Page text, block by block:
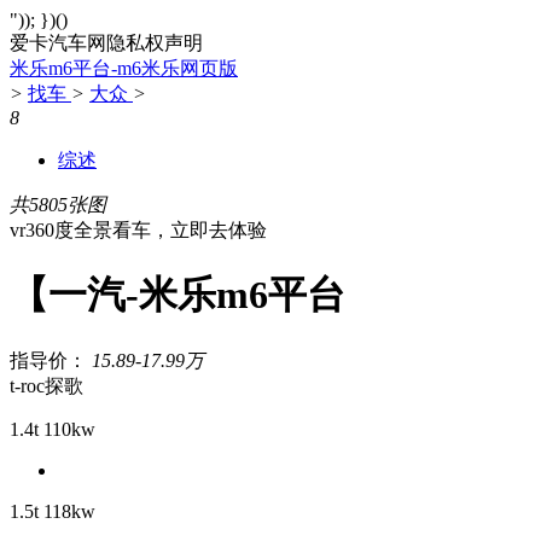
")); })()
爱卡汽车网隐私权声明
米乐m6平台-m6米乐网页版
> 找车 > 大众 >
8
综述
共5805张图
vr360度全景看车，立即去体验
【一汽-米乐m6平台
指导价：
15.89-17.99万
t-roc探歌
1.4t 110kw
1.5t 118kw